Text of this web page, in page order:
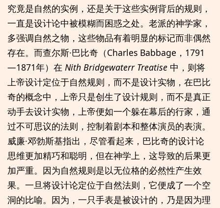
究竟是自然的实例，还是关于这些实例背后的规则，
一直是设计论中被模糊而困惑之处。老派的神学家，
多强调自然之物，这些物品有着明显的标记而非偶然
存在。而查尔斯·巴比奇（Charles Babbage，1791
—1871年）在 Nith Bridgewaterr Treatise 中，则将
上帝设计定位于自然规则，而不是设计实物，在巴比
奇的概念中，上帝只是创生了设计规则，而不是真正
动手去设计实物，上帝便如一个躲在幕后的行家，通
过不可思议的法则，控制着剧本和整体演员的表演。
威廉·邓勃斯基指出，尽管看起来，巴比奇的设计论
思维更加精巧和聪明，但在神学上，这导致的后果更
加严重。因为自然规则是以无位格的必然性产生效
果。一旦将设计论定位于自然法则，它便成了一个空
洞的比喻。因为，一只手表是被设计的，乃是因为理